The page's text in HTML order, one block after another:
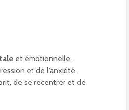
et émotionnelle,
et de l’anxiété.
de se recentrer et de